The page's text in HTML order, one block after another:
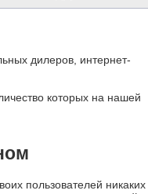
дилеров, интернет-
которых на нашей
пользователей никаких